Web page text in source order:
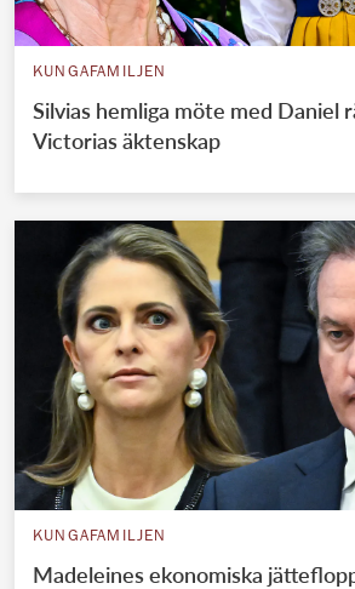
KUNGAFAMILJEN
Silvias hemliga möte med Daniel
Victorias äktenskap
KUNGAFAMILJEN
Madeleines ekonomiska